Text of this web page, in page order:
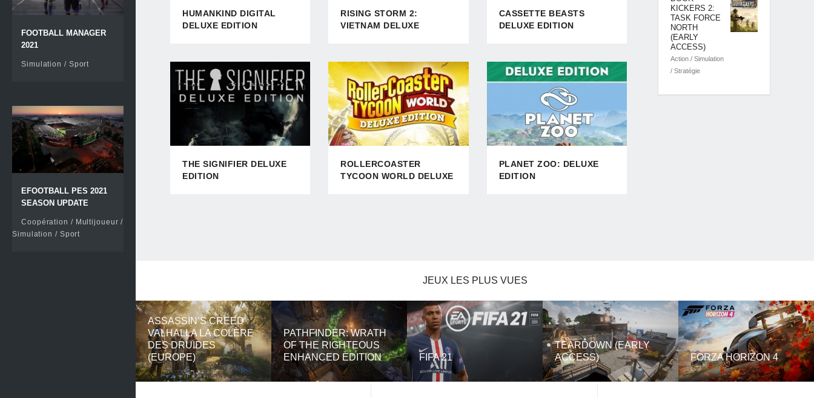
FOOTBALL MANAGER
2021
Simulation / Sport
EFOOTBALL PES 2021
SEASON UPDATE
Coopération / Multijoueur /
Simulation / Sport
HUMANKIND DIGITAL
DELUXE EDITION
RISING STORM 2:
VIETNAM DELUXE
CASSETTE BEASTS
DELUXE EDITION
THE SIGNIFIER DELUXE
EDITION
ROLLERCOASTER
TYCOON WORLD DELUXE
PLANET ZOO: DELUXE
EDITION
KICKERS 2:
TASK FORCE
NORTH
(EARLY
ACCESS)
Action / Simulation
/ Stratégie
JEUX LES PLUS VUES
ASSASSIN’S CREED
VALHALLA LA COLÈRE
DES DRUIDES
(EUROPE)
PATHFINDER: WRATH
OF THE RIGHTEOUS
ENHANCED EDITION
FIFA 21
TEARDOWN (EARLY
ACCESS)
FORZA HORIZON 4